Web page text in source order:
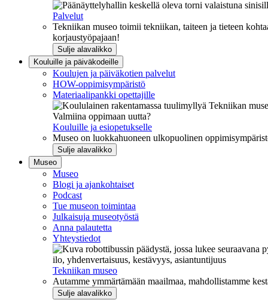
Palvelut
Tekniikan museo toimii tekniikan, taiteen ja tieteen
korjaustyöpajaan!
Sulje alavalikko
Kouluille ja päiväkodeille
Koulujen ja päiväkotien palvelut
HOW-oppimisympäristö
Materiaalipankki opettajille
Valmiina oppimaan uutta?
Kouluille ja esiopetukselle
Museo on luokkahuoneen ulkopuolinen
Sulje alavalikko
Museo
Museo
Blogi ja ajankohtaiset
Podcast
Tue museon toimintaa
Julkaisuja museotyöstä
Anna palautetta
Yhteystiedot
ilo, yhdenvertaisuus, kestävyys, asiantuntijuus
Tekniikan museo
Autamme ymmärtämään maailmaa, mahdollistamme
Sulje alavalikko